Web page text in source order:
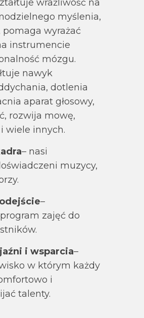
wrażliwość na
myślenia,
wyrażać
instrumencie
mózgu.
nawyk
dotlenia
aparat głosowy,
rozwija mowę,
wiele innych.
– nasi
muzycy,
–
zajęć do
i wsparcia–
w którym każdy
i
talenty.